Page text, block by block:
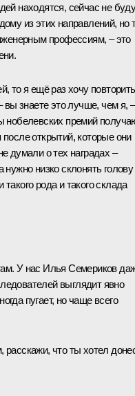
находятся, сейчас не
из этих направлений, но
профессиям, – это
то я ещё раз хочу
знаете это лучше, чем я, –
нобелевских премий
открытий, которые они
думали о тех наградах –
низко склонять голову
рода и такого склада
У нас Илья Семериков
выглядит явно
пугает, но чаще всего
что ты хотел